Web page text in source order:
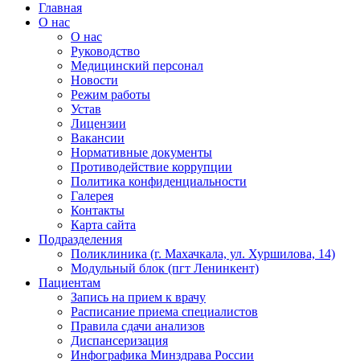
Главная
О нас
О нас
Руководство
Медицинский персонал
Новости
Режим работы
Устав
Лицензии
Вакансии
Нормативные документы
Противодействие коррупции
Политика конфиденциальности
Галерея
Контакты
Карта сайта
Подразделения
Поликлиника (г. Махачкала, ул. Хуршилова, 14)
Модульный блок (пгт Ленинкент)
Пациентам
Запись на прием к врачу
Расписание приема специалистов
Правила сдачи анализов
Диспансеризация
Инфографика Минздрава России